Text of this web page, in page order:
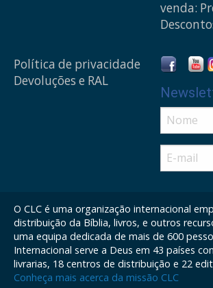
venda:
Política de privacidade
Devoluções e RAL
O CLC é uma organização internacional
distribuição da Bíblia, livros, e outros
uma equipa dedicada de mais de 600
Internacional serve a Deus em 43 países
livrarias, 18 centros de distribuição e 22
Conheça mais acerca da missão CLC